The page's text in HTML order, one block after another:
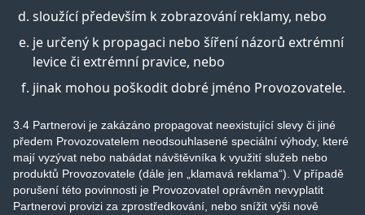
sloužící především k zobrazování reklamy, nebo
je určený k propagaci nebo šíření názorů extrémní
levice či extrémní pravice, nebo
jinak mohou poškodit dobré jméno Provozovatele.
3.4 Partnerovi je zakázáno propagovat neexistující slevy či jiné
předem Provozovatelem neodsouhlasené speciální výhody, které
mají vyzývat nebo nabádat návštěvníka k využití služeb nebo
produktů Provozovatele (dále jen „klamavá reklama“). V případě
porušení této povinnosti je Provozovatel oprávněn nevyplatit
Partnerovi provizi za zprostředkování, nebo snížit výši nově